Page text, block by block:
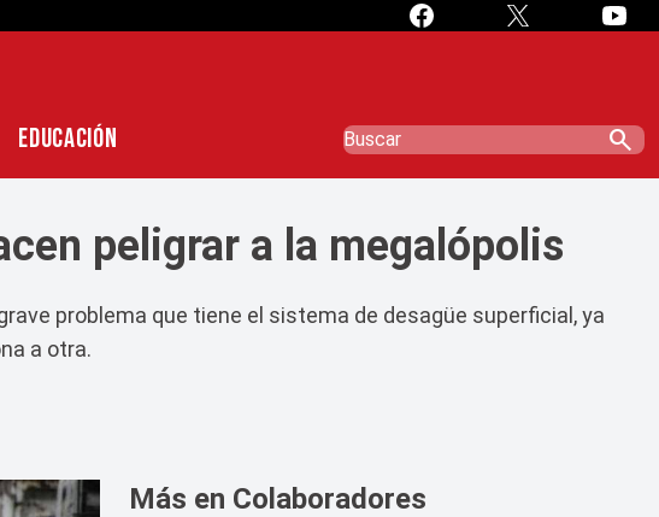
EDUCACIÓN search
peligrar a la megalópolis
problema que tiene el sistema de desagüe superficial, ya
a otra.
Más en Colaboradores